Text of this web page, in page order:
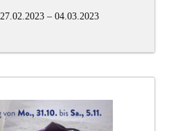
27.02.2023 – 04.03.2023